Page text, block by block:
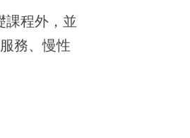
課程外，並
務、慢性